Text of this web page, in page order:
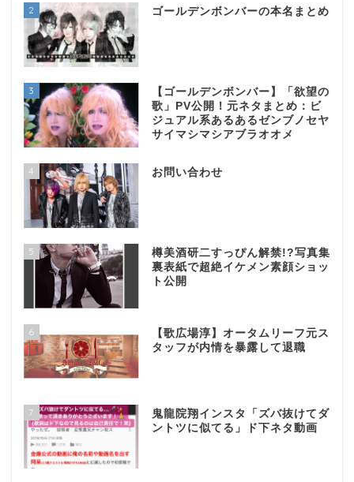
2 ゴールデンボンバーの本名まとめ
3
【ゴールデンボンバー】「欲望の
歌」PV公開！元ネタまとめ：ビ
ジュアル系あるあるゼンブノセヤ
サイマシマシアブラオオメ
4 お問い合わせ
5
樽美酒研二すっぴん解禁!?写真集
裏表紙で超絶イケメン素顔ショッ
ト公開
6
【歌広場淳】オータムリーフ元ス
タッフが内情を暴露して退職
7
鬼龍院翔インスタ「ズバ抜けてダ
ントツに似てる」ド下ネタ動画